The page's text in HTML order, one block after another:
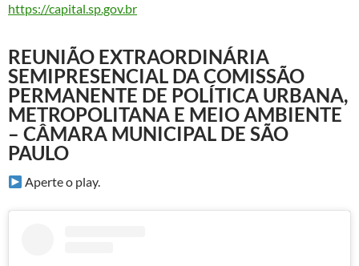
https://capital.sp.gov.br
REUNIÃO EXTRAORDINÁRIA
SEMIPRESENCIAL DA COMISSÃO
PERMANENTE DE POLÍTICA URBANA,
METROPOLITANA E MEIO AMBIENTE
– CÂMARA MUNICIPAL DE SÃO
PAULO
Aperte o play.